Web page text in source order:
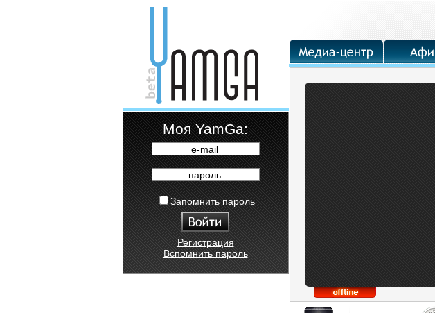
Moя YamGa:
e-mail
пароль
Запомнить пароль
Регистрация
Вспомнить пароль